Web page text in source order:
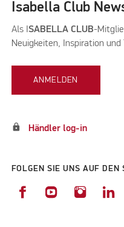
Isabella Club
Als I SABELLA CLUB-
Neuigkeiten, Inspiration und
ANMELDEN
lock Händler log-in
FOLGEN SIE UNS AUF DEN